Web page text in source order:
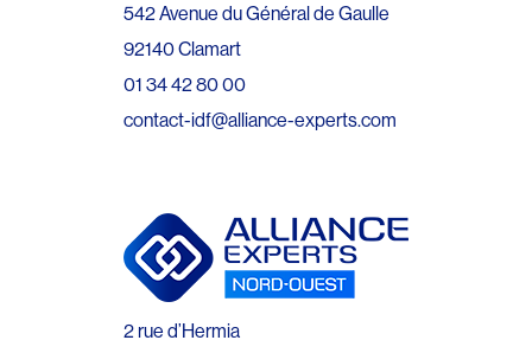
542 Avenue du Général de Gaulle
92140 Clamart
01 34 42 80 00
contact-idf@alliance-experts.com
2 rue d’Hermia